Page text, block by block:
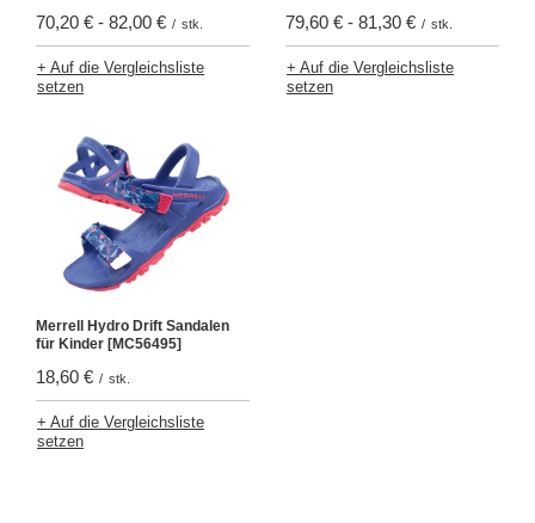
70,20 € - 82,00 € / stk.
+ Auf die Vergleichsliste
setzen
79,60 € - 81,30 € / stk.
+ Auf die Vergleichsliste
setzen
Merrell Hydro Drift Sandalen
für Kinder [MC56495]
18,60 € / stk.
+ Auf die Vergleichsliste
setzen